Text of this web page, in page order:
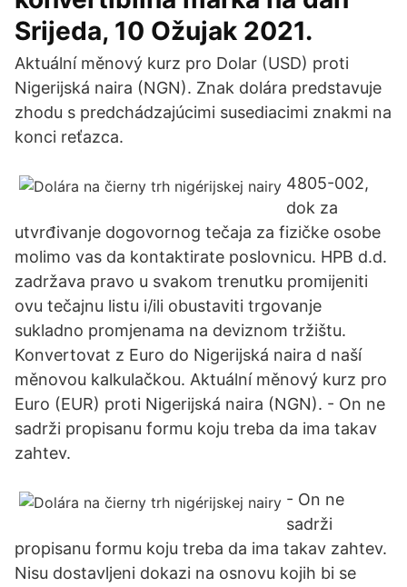
Srijeda, 10 Ožujak 2021.
Aktuální měnový kurz pro Dolar (USD) proti
Nigerijská naira (NGN). Znak dolára predstavuje
zhodu s predchádzajúcimi susediacimi znakmi na
konci reťazca.
4805-002,
dok za
utvrđivanje dogovornog tečaja za fizičke osobe
molimo vas da kontaktirate poslovnicu. HPB d.d.
zadržava pravo u svakom trenutku promijeniti
ovu tečajnu listu i/ili obustaviti trgovanje
sukladno promjenama na deviznom tržištu.
Konvertovat z Euro do Nigerijská naira d naší
měnovou kalkulačkou. Aktuální měnový kurz pro
Euro (EUR) proti Nigerijská naira (NGN). - On ne
sadrži propisanu formu koju treba da ima takav
zahtev.
- On ne
sadrži
propisanu formu koju treba da ima takav zahtev.
Nisu dostavljeni dokazi na osnovu kojih bi se